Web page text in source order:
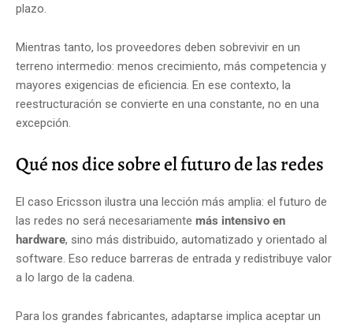
plazo.
Mientras tanto, los proveedores deben sobrevivir en un
terreno intermedio: menos crecimiento, más competencia y
mayores exigencias de eficiencia. En ese contexto, la
reestructuración se convierte en una constante, no en una
excepción.
Qué nos dice sobre el futuro de las redes
El caso Ericsson ilustra una lección más amplia: el futuro de
las redes no será necesariamente más intensivo en
hardware, sino más distribuido, automatizado y orientado al
software. Eso reduce barreras de entrada y redistribuye valor
a lo largo de la cadena.
Para los grandes fabricantes, adaptarse implica aceptar un